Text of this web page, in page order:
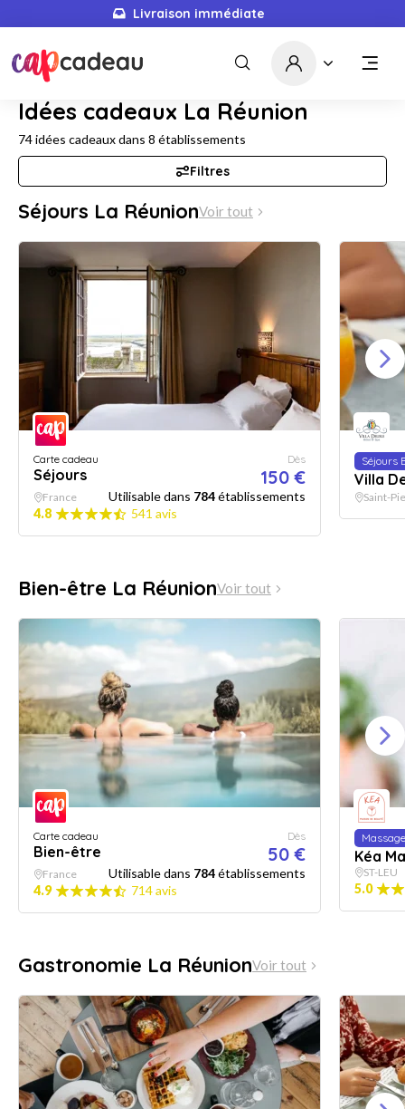
Livraison immédiate
Idées cadeaux La Réunion
74idées cadeaux dans 8 établissements
Filtres
Séjours La RéunionVoir tout
Carte cadeau
Séjours
Dès
150 €
France Utilisable dans 784établissements
4.8
541 avis
Séjours
Villa
Saint-
Bien-être La RéunionVoir tout
Carte cadeau
Bien-être
Dès
50 €
France Utilisable dans 784établissements
4.9
714 avis
Massage
Kéa
ST-LEU
5.0
Gastronomie La RéunionVoir tout